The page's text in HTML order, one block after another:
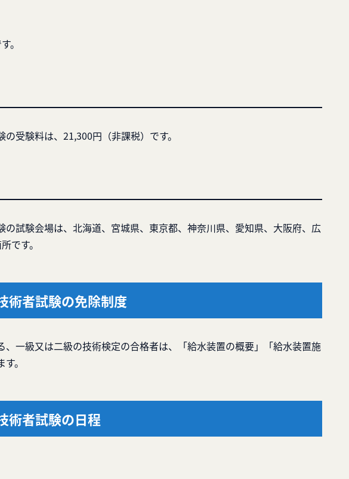
。
受験料は、21,300円（非課税）です。
の試験会場は、北海道、宮城県、東京都、神奈川県、愛知県、大阪府、広
です。
術者試験の免除制度
、一級又は二級の技術検定の合格者は、「給水装置の概要」「給水装置施
。
術者試験の日程